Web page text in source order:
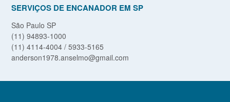
SERVIÇOS DE ENCANADOR EM SP
São Paulo SP
(11) 94893-1000
(11) 4114-4004 / 5933-5165
anderson1978.anselmo@gmail.com